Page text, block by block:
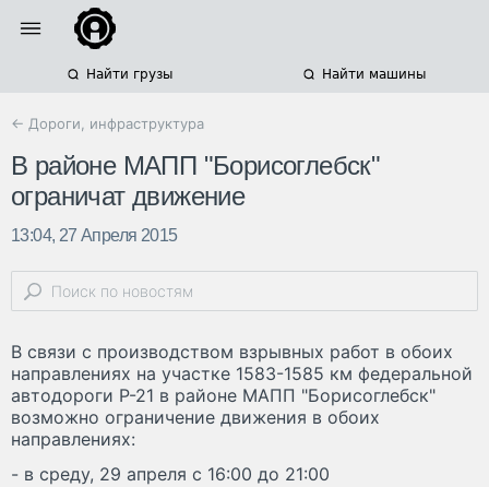
Найти грузы Найти машины
← Дороги, инфраструктура
В районе МАПП "Борисоглебск"
ограничат движение
13:04, 27 Апреля 2015
В связи с производством взрывных работ в обоих
направлениях на участке 1583-1585 км федеральной
автодороги Р-21 в районе МАПП "Борисоглебск"
возможно ограничение движения в обоих
направлениях:
- в среду, 29 апреля с 16:00 до 21:00